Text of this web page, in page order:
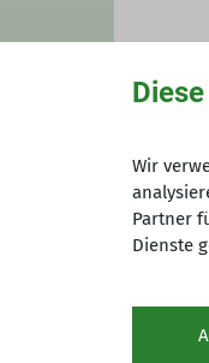
Wir
Partner
Dienste